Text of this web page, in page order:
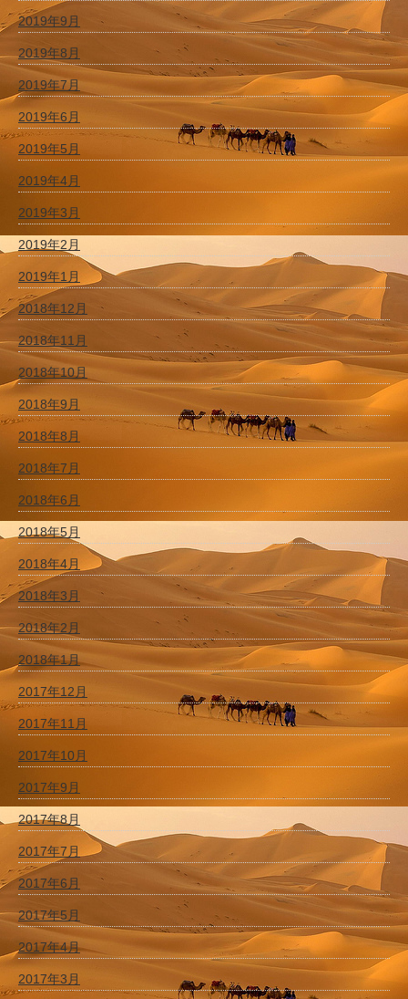
2019年9月
2019年8月
2019年7月
2019年6月
2019年5月
2019年4月
2019年3月
2019年2月
2019年1月
2018年12月
2018年11月
2018年10月
2018年9月
2018年8月
2018年7月
2018年6月
2018年5月
2018年4月
2018年3月
2018年2月
2018年1月
2017年12月
2017年11月
2017年10月
2017年9月
2017年8月
2017年7月
2017年6月
2017年5月
2017年4月
2017年3月